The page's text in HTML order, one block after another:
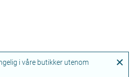
i våre butikker utenom